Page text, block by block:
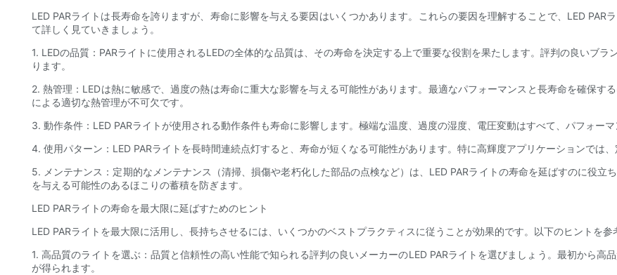
LED PARライトは長寿命を誇りますが、寿命に影響を与える要因はいくつかあります。これらの要因を理解することで、LED
て詳しく見ていきましょう。
1. LEDの品質：PARライトに使用されるLEDの全体的な品質は、その寿命を決定する上で重要な役割を果たします。評判の良いブ
ります。
2. 熱管理：LEDは熱に敏感で、過度の熱は寿命に重大な影響を与える可能性があります。最適なパフォーマンスと長寿命を確保す
による適切な熱管理が不可欠です。
3. 動作条件：LED PARライトが使用される動作条件も寿命に影響します。極端な温度、過度の湿度、電圧変動はすべて、パフォー
4. 使用パターン：LED PARライトを長時間連続点灯すると、寿命が短くなる可能性があります。特に高輝度アプリケーションでは
5. メンテナンス：定期的なメンテナンス（清掃、損傷や老朽化した部品の点検など）は、LED PARライトの寿命を延ばすのに役
を与える可能性のあるほこりの蓄積を防ぎます。
LED PARライトの寿命を最大限に延ばすためのヒント
LED PARライトを最大限に活用し、長持ちさせるには、いくつかのベストプラクティスに従うことが効果的です。以下のヒントを参
1. 高品質のライトを選ぶ：品質と信頼性の高い性能で知られる評判の良いメーカーのLED PARライトを選びましょう。最初から高
が得られます。